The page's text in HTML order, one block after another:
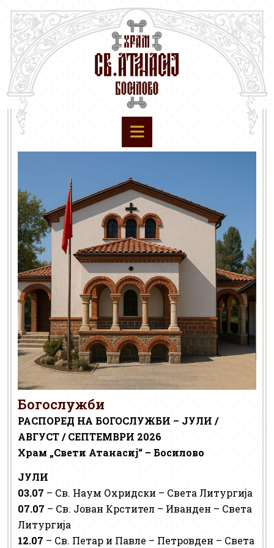
Богослужби
РАСПОРЕД НА БОГОСЛУЖБИ – ЈУЛИ /
АВГУСТ / СЕПТЕМВРИ 2026
Храм „Свети Атанасиј“ – Босилово
ЈУЛИ
03.07 – Св. Наум Охридски – Света Литургија
07.07 – Св. Јован Крстител – Иванден – Света
Литургија
12.07 – Св. Петар и Павле – Петровден – Света